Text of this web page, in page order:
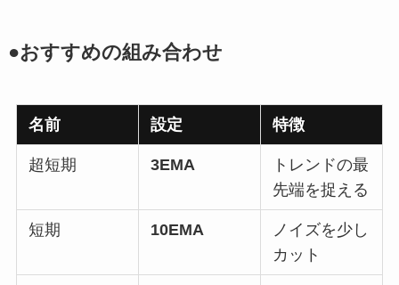
●おすすめの組み合わせ
名前 設定 特徴
超短期 3EMA
トレンドの最
先端を捉える
短期 10EMA
ノイズを少し
カット